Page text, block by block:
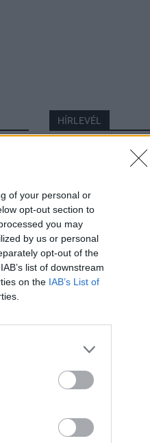
of your personal or
opt-out section to
you may
by us or personal
opt-out of the
list of downstream
on the IAB’s List of
HÍRLEVÉL
E-mail cím
Feliratkozom a
adatvédelmi
LEGFRISSEBB